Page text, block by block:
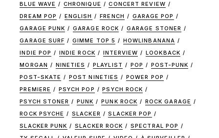
BLUE WAVE
CHRONIQUE
CONCERT REVIEW
DREAM POP
ENGLISH FRENCH
GARAGE POP
GARAGE PUNK
GARAGE ROCK
GARAGE STONER
GARAGE SURF
GIMME TOP 5
HOWLINBANANA
INDIE POP
INDIE ROCK INTERVIEW
LOOKBACK
MORGAN
NINETIES PLAYLIST POP
POST-PUNK
POST-SKATE
POST NINETIES
POWER POP
PREMIERE
PSYCH POP
PSYCH ROCK
PSYCH STONER
PUNK PUNK ROCK
ROCK GARAGE
ROCK PSYCHE
SLACKER
SLACKER POP
SLACKER PUNK
SLACKER ROCK
SPECTRAL POP